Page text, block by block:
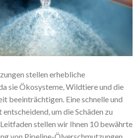
stellen erhebliche
sie Ökosysteme, Wildtiere und die
beeinträchtigen. Eine schnelle und
um die Schäden zu
stellen wir Ihnen 10 bewährte
von Pipeline-Ölverschmutzungen